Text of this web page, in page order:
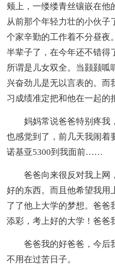
颊上，一缕缕青丝镶嵌在他
从前那个年轻力壮的小伙子
个家辛勤的工作着不分昼夜
半辈子了，在今年还不错得
所谓是儿女双全。当颢颢呱
兴奋劲儿是无以言表的。而
习成绩准定把和他在一起的
妈妈常说爸爸特别疼我
也感觉到了，前几天我闹着
诺基亚5300到我面前……
爸爸向来很反对我上网
好的东西。而且他希望我用
了了他上大学的梦想。爸爸
添彩，考上好的大学！爸爸
爸爸我的好爸爸，今后
不用在过苦日子。